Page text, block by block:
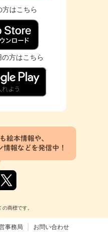
方はこちら
方はこちら
絵本情報や、
報などを発信中！
商標です。
事務局
お問い合わせ